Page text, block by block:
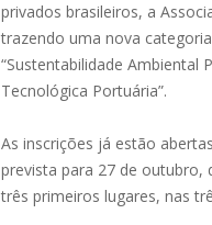
privados brasileiros, a
trazendo uma nova
“Sustentabilidade Ambiental
Tecnológica Portuária”.
As inscrições já estão
prevista para 27 de outubro,
três primeiros lugares, nas